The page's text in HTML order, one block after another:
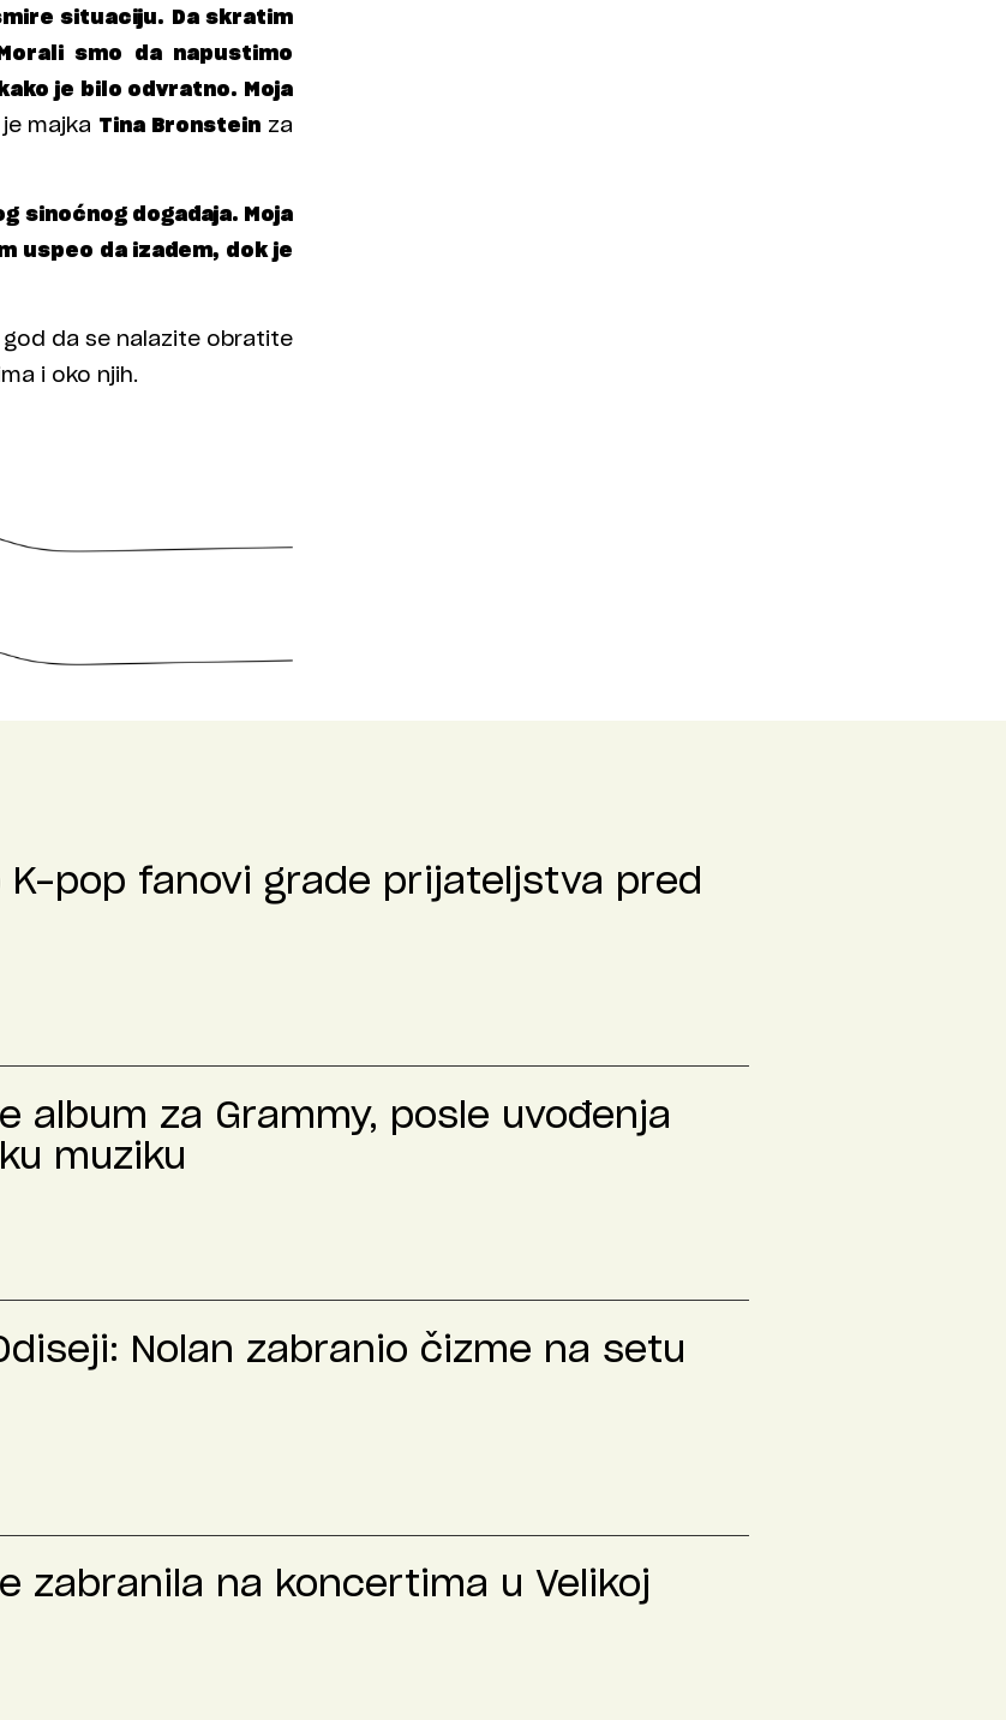
situaciju. Da skratim
smo da napustimo
je bilo odvratno. Moja
majka Tina Bronstein za
sinoćnog događaja. Moja
uspeo da izađem, dok je
god da se nalazite obratite
i oko njih.
K-pop fanovi grade prijateljstva pred
album za Grammy, posle uvođenja
muziku
Nolan zabranio čizme na setu
zabranila na koncertima u Velikoj